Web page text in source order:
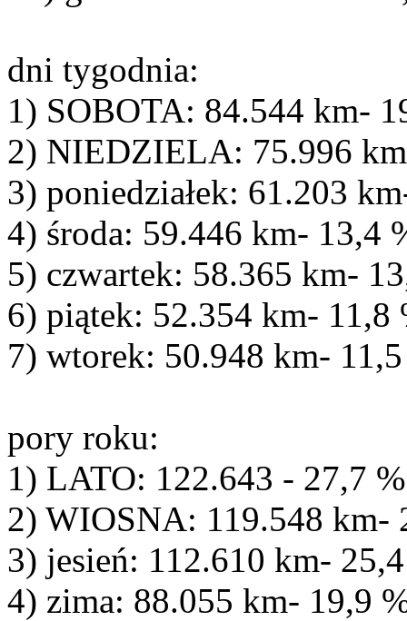
dni tygodnia:
1) SOBOTA: 84.544 km-
2) NIEDZIELA: 75.996
3) poniedziałek: 61.203
4) środa: 59.446 km- 13,4
5) czwartek: 58.365 km-
6) piątek: 52.354 km- 11,8
7) wtorek: 50.948 km-
pory roku:
1) LATO: 122.643 - 27,7 %
2) WIOSNA: 119.548 km-
3) jesień: 112.610 km-
4) zima: 88.055 km- 19,9